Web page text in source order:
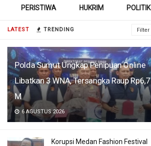
LATEST TRENDING Filter
Polda Sumut Ungkap Penipuan Online
Libatkan 3 WNA, Tersangka Raup Rp6,7
M
6 AGUSTUS 2026
Korupsi Medan Fashion Festival
PERISTIWA HUKRIM POLITIK